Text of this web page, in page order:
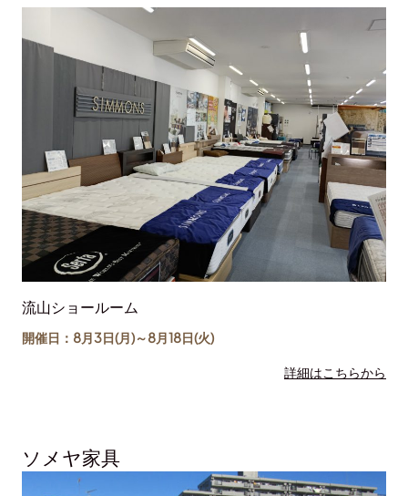
流山ショールーム
開催日：8月3日(月)～8月18日(火)
詳細はこちらから
ソメヤ家具